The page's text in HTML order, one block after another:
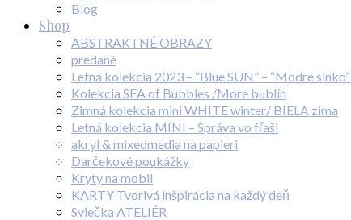
Blog
Shop
ABSTRAKTNÉ OBRAZY
predané
Letná kolekcia 2023 – “Blue SUN” – “Modré slnko”
Kolekcia SEA of Bubbles /More bublín
Zimná kolekcia mini WHITE winter/ BIELA zima
Letná kolekcia MINI – Správa vo fľaši
akryl & mixedmedia na papieri
Darčekové poukážky
Kryty na mobil
KARTY Tvorivá inšpirácia na každý deň
Sviečka ATELIÉR